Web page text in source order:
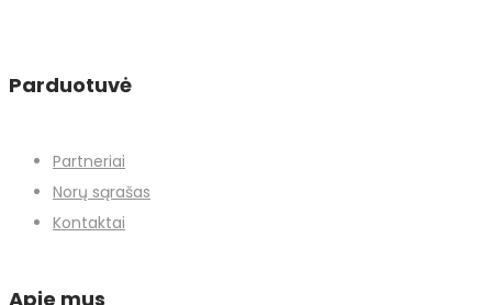
Parduotuvė
Partneriai
Norų sąrašas
Kontaktai
Apie mus